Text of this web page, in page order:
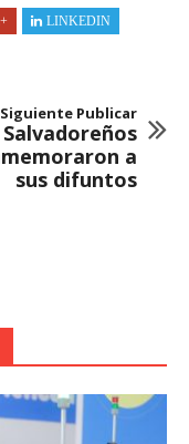
LINKEDIN
Siguiente Publicar
Salvadoreños
a
sus difuntos